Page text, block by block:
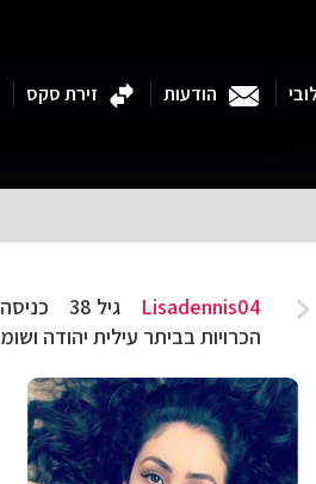
הודעות זירת סקס
Lisadennis04 גיל 38
כניסה
הכרויות בביתר עילית יהודה